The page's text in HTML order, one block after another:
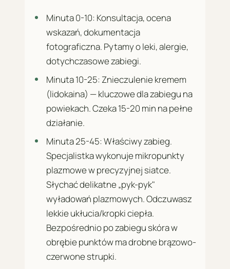
Minuta 0-10: Konsultacja, ocena
wskazań, dokumentacja
fotograficzna. Pytamy o leki, alergie,
dotychczasowe zabiegi.
Minuta 10-25: Znieczulenie kremem
(lidokaina) — kluczowe dla zabiegu na
powiekach. Czeka 15-20 min na pełne
działanie.
Minuta 25-45: Właściwy zabieg.
Specjalistka wykonuje mikropunkty
plazmowe w precyzyjnej siatce.
Słychać delikatne „pyk-pyk"
wyładowań plazmowych. Odczuwasz
lekkie ukłucia/kropki ciepła.
Bezpośrednio po zabiegu skóra w
obrębie punktów ma drobne brązowo-
czerwone strupki.